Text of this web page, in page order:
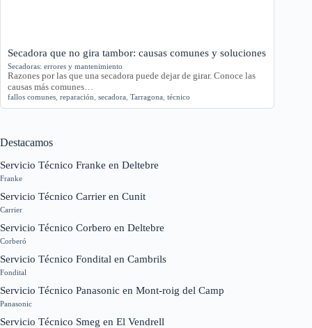
Secadora que no gira tambor: causas comunes y soluciones
Secadoras: errores y mantenimiento
Razones por las que una secadora puede dejar de girar. Conoce las
causas más comunes…
fallos comunes reparación secadora Tarragona técnico
Destacamos
Servicio Técnico Franke en Deltebre
Franke
Servicio Técnico Carrier en Cunit
Carrier
Servicio Técnico Corbero en Deltebre
Corberó
Servicio Técnico Fondital en Cambrils
Fondital
Servicio Técnico Panasonic en Mont-roig del Camp
Panasonic
Servicio Técnico Smeg en El Vendrell